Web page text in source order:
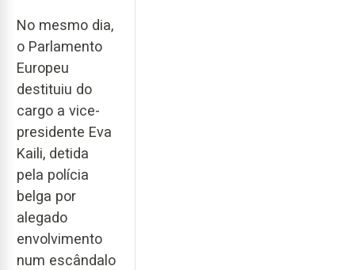
No mesmo dia,
o Parlamento
Europeu
destituiu do
cargo a vice-
presidente Eva
Kaili, detida
pela polícia
belga por
alegado
envolvimento
num escândalo